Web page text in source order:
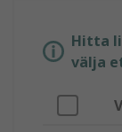
Hitta
välja